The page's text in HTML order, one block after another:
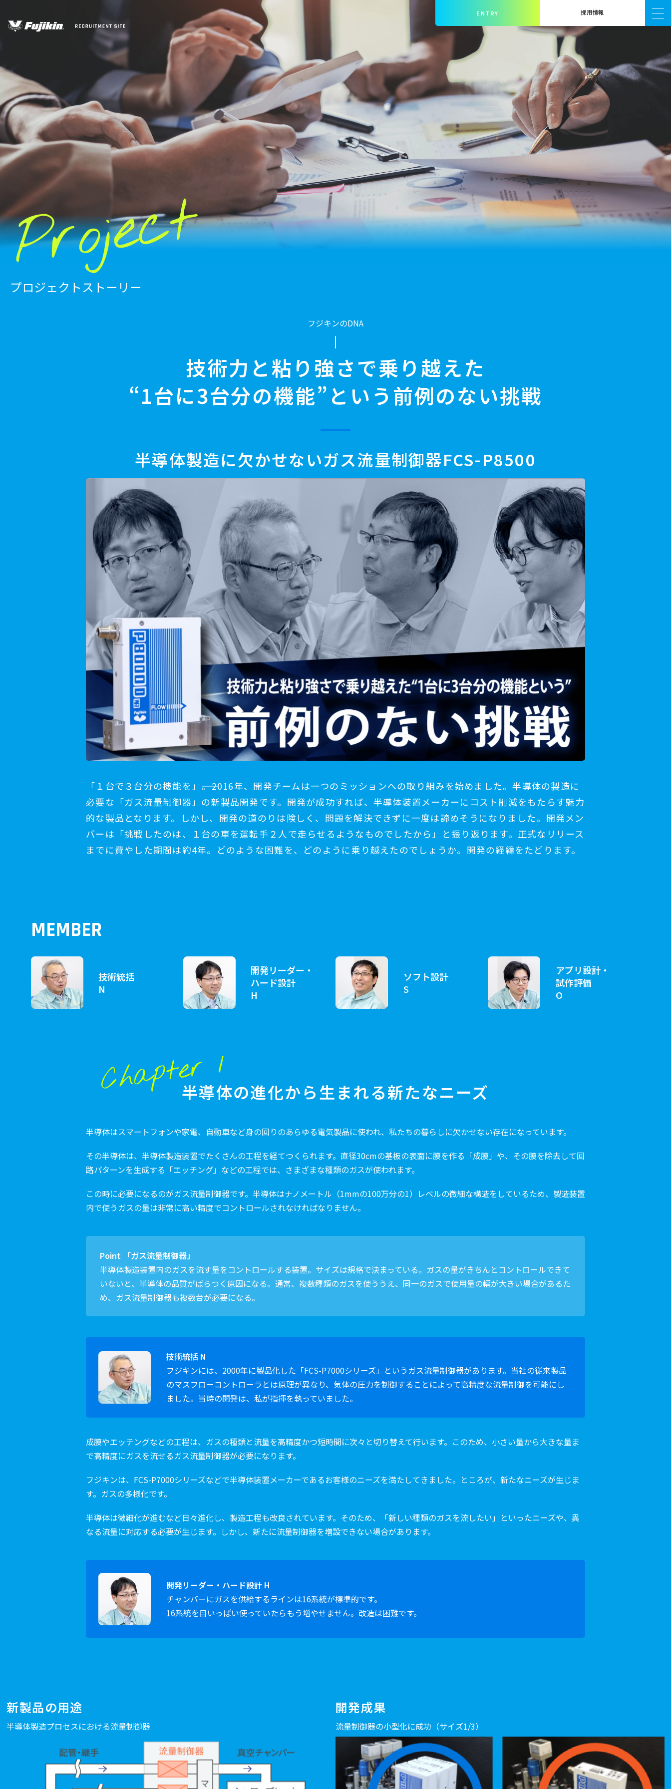
ENTRY 採用情報
Project
プロジェクトストーリー
フジキンのDNA
技術力と粘り強さで乗り越えた
“1台に3台分の機能”という 前例のない挑戦
半導体製造に欠かせないガス流量制御器FCS-P8500
「１台で３台分の機能を」――。2016年、開発チームは一つのミッションへの取り組みを始めました。半導体の製造に
必要な「ガス流量制御器」の新製品開発です。開発が成功すれば、半導体装置メーカーにコスト削減をもたらす魅力
的な製品となります。しかし、開発の道のりは険しく、問題を解決できずに一度は諦めそうになりました。開発メン
バーは「挑戦したのは、１台の車を運転手２人で走らせるようなものでしたから」と振り返ります。正式なリリース
までに費やした期間は約4年。どのような困難を、どのように乗り越えたのでしょうか。開発の経緯をたどります。
MEMBER
技術統括
N
開発リーダー・
ハード設計
H
ソフト設計
S
アプリ設計・
試作評価
O
Chapter 1半導体の進化から生まれる新たなニーズ
半導体はスマートフォンや家電、自動車など身の回りのあらゆる電気製品に使われ、私たちの暮らしに欠かせない存在になっています。
その半導体は、半導体製造装置でたくさんの工程を経てつくられます。直径30cmの基板の表面に膜を作る「成膜」や、その膜を除去して回
路パターンを生成する「エッチング」などの工程では、さまざまな種類のガスが使われます。
この時に必要になるのがガス流量制御器です。半導体はナノメートル（1mmの100万分の1）レベルの微細な構造をしているため、製造装置
内で使うガスの量は非常に高い精度でコントロールされなければなりません。
Point 「ガス流量制御器」
半導体製造装置内のガスを流す量をコントロールする装置。サイズは規格で決まっている。ガスの量がきちんとコントロールできて
いないと、半導体の品質がばらつく原因になる。通常、複数種類のガスを使ううえ、同一のガスで使用量の幅が大きい場合があるた
め、ガス流量制御器も複数台が必要になる。
技術統括 N
フジキンには、2000年に製品化した「FCS-P7000シリーズ」というガス流量制御器があります。当社の従来製品
のマスフローコントローラとは原理が異なり、気体の圧力を制御することによって高精度な流量制御を可能にし
ました。当時の開発は、私が指揮を執っていました。
成膜やエッチングなどの工程は、ガスの種類と流量を高精度かつ短時間に次々と切り替えて行います。このため、小さい量から大きな量ま
で高精度にガスを流せるガス流量制御器が必要になります。
フジキンは、FCS-P7000シリーズなどで半導体装置メーカーであるお客様のニーズを満たしてきました。ところが、新たなニーズが生じま
す。ガスの多様化です。
半導体は微細化が進むなど日々進化し、製造工程も改良されています。そのため、「新しい種類のガスを流したい」といったニーズや、異
なる流量に対応する必要が生じます。しかし、新たに流量制御器を増設できない場合があります。
開発リーダー・ハード設計 H
チャンバーにガスを供給するラインは16系統が標準的です。
16系統を目いっぱい使っていたらもう増やせません。改造は困難です。
新製品の用途
半導体製造プロセスにおける流量制御器
開発成果
流量制御器の小型化に成功（サイズ1/3）